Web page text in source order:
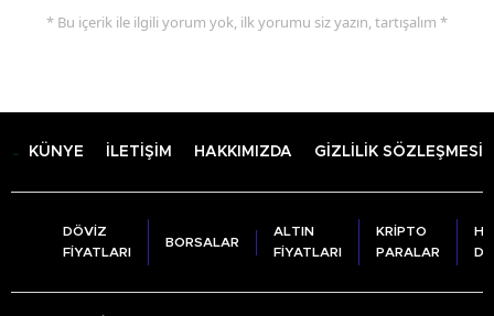
* Bu içerik ile ilgili yorum yok, ilk yorumu siz yazın, tartışalım *
KÜNYE İLETİŞİM HAKKIMIZDA GİZLİLİK SÖZLEŞMESİ
DÖVİZ
FİYATLARI
BORSALAR
ALTIN
FİYATLARI
KRİPTO
PARALAR